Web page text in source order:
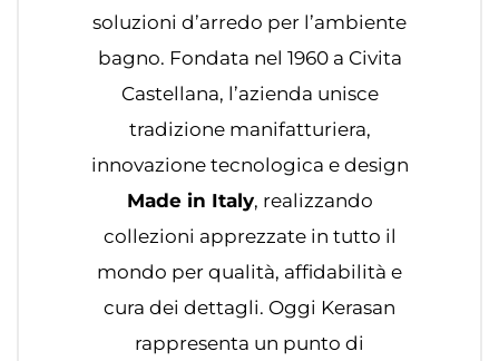
soluzioni d’arredo per l’ambiente
bagno. Fondata nel 1960 a Civita
Castellana, l’azienda unisce
tradizione manifatturiera,
innovazione tecnologica e design
Made in Italy, realizzando
collezioni apprezzate in tutto il
mondo per qualità, affidabilità e
cura dei dettagli. Oggi Kerasan
rappresenta un punto di